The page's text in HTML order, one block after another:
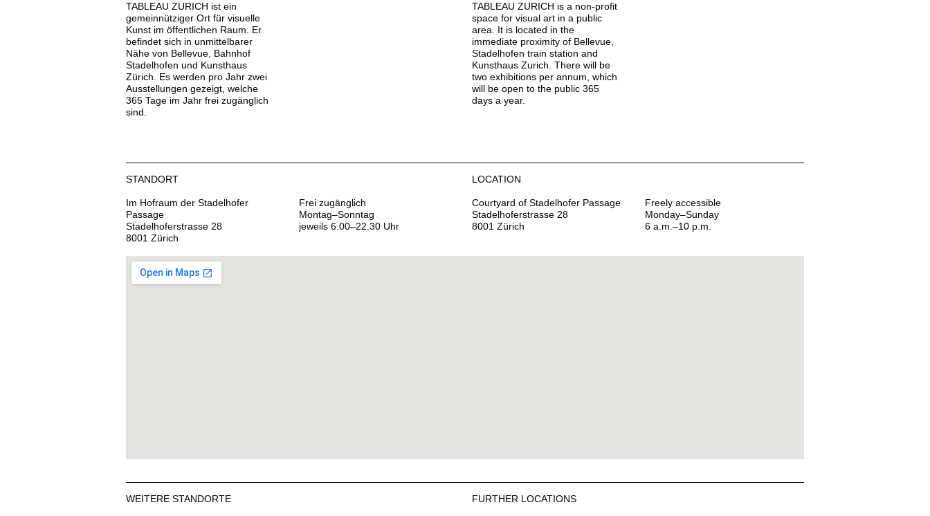
TABLEAU ZURICH ist ein
gemeinnütziger Ort für visuelle
Kunst im öffentlichen Raum. Er
befindet sich in unmittelbarer
Nähe von Bellevue, Bahnhof
Stadelhofen und Kunsthaus
Zürich. Es werden pro Jahr zwei
Ausstellungen gezeigt, welche
365 Tage im Jahr frei zugänglich
sind.
TABLEAU ZURICH is a non-profit
space for visual art in a public
area. It is located in the
immediate proximity of Bellevue,
Stadelhofen train station and
Kunsthaus Zurich. There will be
two exhibitions per annum, which
will be open to the public 365
days a year.
STANDORT
Im Hofraum der Stadelhofer
Passage
Stadelhoferstrasse 28
8001 Zürich
Frei zugänglich
Montag–Sonntag
jeweils 6.00–22.30 Uhr
LOCATION
Courtyard of Stadelhofer Passage
Stadelhoferstrasse 28
8001 Zürich
Freely accessible
Monday–Sunday
6 a.m.–10 p.m.
WEITERE STANDORTE FURTHER LOCATIONS